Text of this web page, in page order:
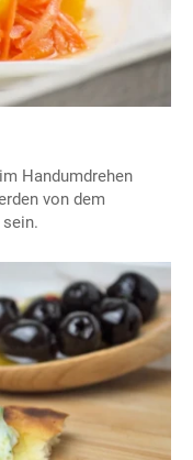
Handumdrehen
von dem